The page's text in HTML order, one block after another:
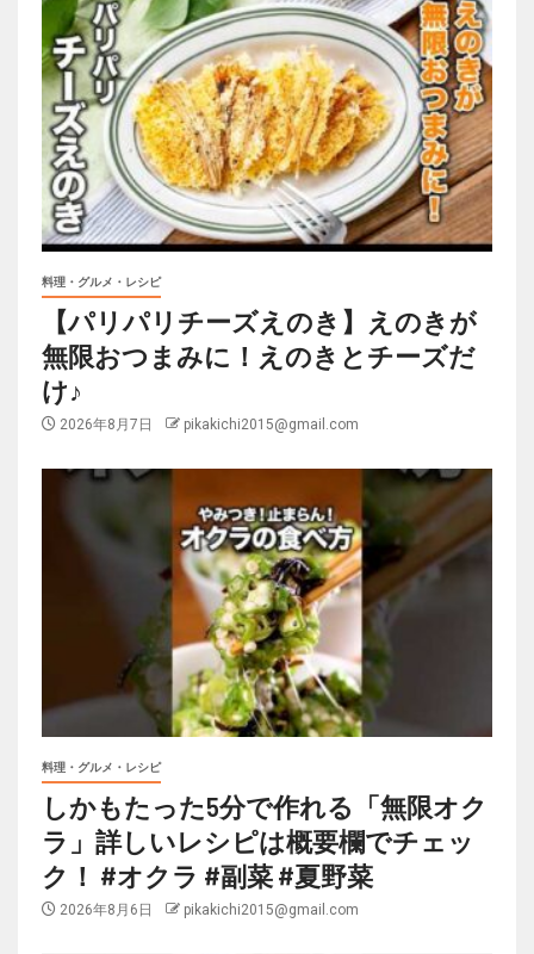
料理・グルメ・レシピ
【パリパリチーズえのき】えのきが
無限おつまみに！えのきとチーズだ
け♪
2026年8月7日 pikakichi2015@gmail.com
料理・グルメ・レシピ
しかもたった5分で作れる「無限オク
ラ」詳しいレシピは概要欄でチェッ
ク！ #オクラ #副菜 #夏野菜
2026年8月6日 pikakichi2015@gmail.com